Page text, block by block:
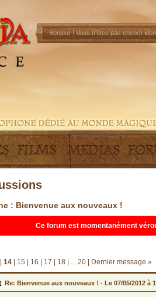
Bonjour !Vous n'êtes pas encore
: Bienvenue aux nouveaux !
Ce forum est momentanément
14 15 16 17 18 ... 20 Dernier message »
Re: Bienvenue aux nouveaux ! - Le 07/05/2012 à